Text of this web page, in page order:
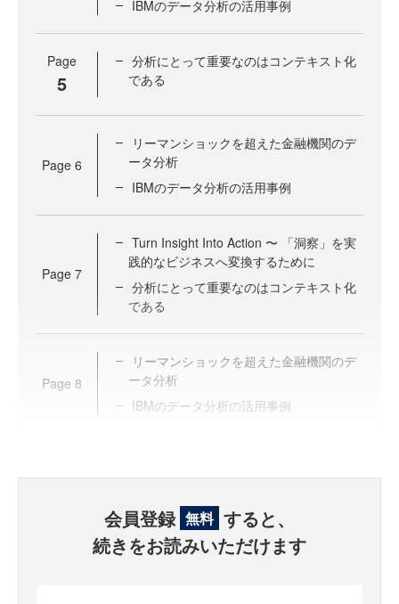
IBMのデータ分析の活用事例
Page
5
分析にとって重要なのはコンテキスト化
である
Page 6
リーマンショックを超えた金融機関のデ
ータ分析
IBMのデータ分析の活用事例
Page 7
Turn Insight Into Action 〜 「洞察」を実
践的なビジネスへ変換するために
分析にとって重要なのはコンテキスト化
である
Page 8
リーマンショックを超えた金融機関のデ
ータ分析
IBMのデータ分析の活用事例
会員登録 無料 すると、
続きをお読みいただけます